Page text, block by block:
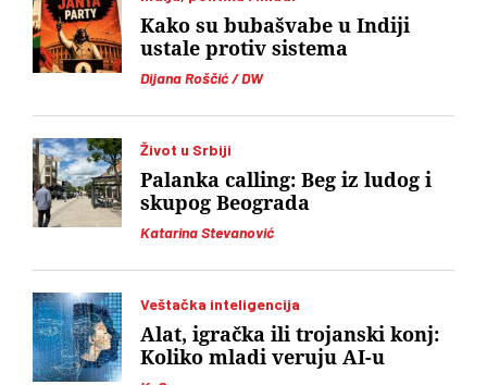
Dijana Roščić / DW
Kako su bubašvabe u Indiji
ustale protiv sistema
Život u Srbiji
Katarina Stevanović
Palanka calling: Beg iz ludog i
skupog Beograda
Veštačka inteligencija
Alat, igračka ili trojanski konj:
Koliko mladi veruju AI-u